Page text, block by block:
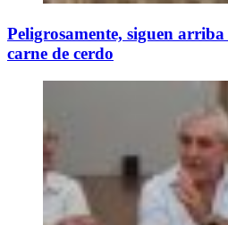
Peligrosamente, siguen
carne de cerdo